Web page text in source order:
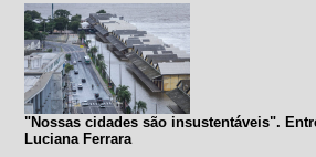
"Nossas cidades são insustentáveis".
Luciana Ferrara